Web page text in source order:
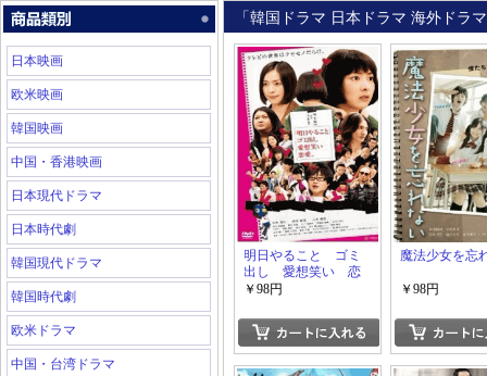
日本映画
欧米映画
韓国映画
中国・香港映画
日本現代ドラマ
日本時代劇
韓国現代ドラマ
韓国時代劇
欧米ドラマ
中国・台湾ドラマ
「韓国ドラマ 日本ドラマ 海外ドラ
明日やること ゴミ
出し 愛想笑い 恋
愛。
￥98円
魔法少女を忘
￥98円